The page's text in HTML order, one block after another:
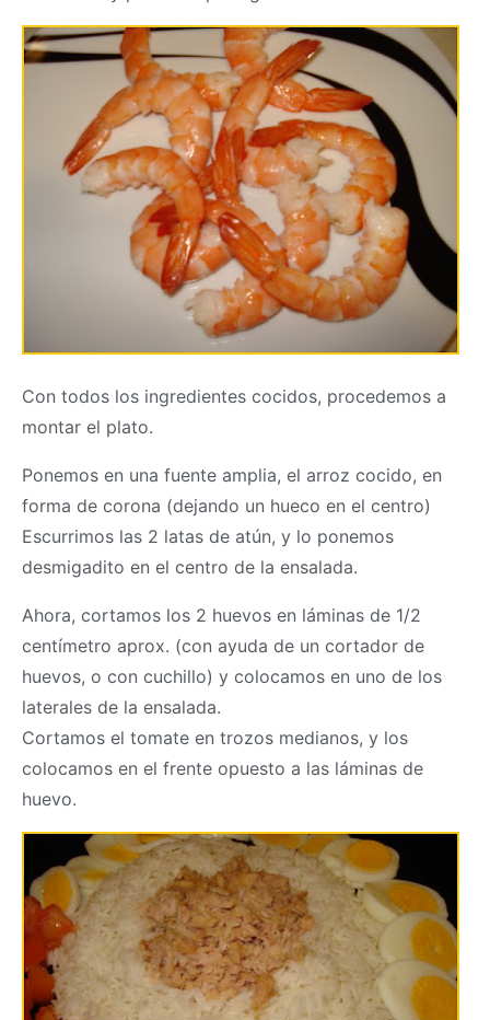
Con todos los ingredientes cocidos, procedemos a
montar el plato.
Ponemos en una fuente amplia, el arroz cocido, en
forma de corona (dejando un hueco en el centro)
Escurrimos las 2 latas de atún, y lo ponemos
desmigadito en el centro de la ensalada.
Ahora, cortamos los 2 huevos en láminas de 1/2
centímetro aprox. (con ayuda de un cortador de
huevos, o con cuchillo) y colocamos en uno de los
laterales de la ensalada.
Cortamos el tomate en trozos medianos, y los
colocamos en el frente opuesto a las láminas de
huevo.